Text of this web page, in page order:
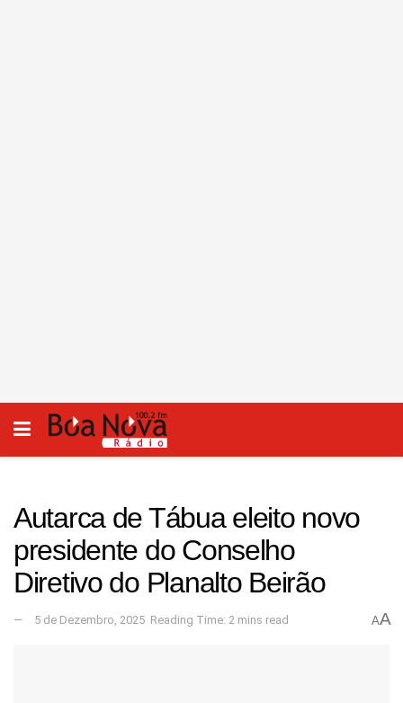
Autarca de Tábua eleito novo
presidente do Conselho
Diretivo do Planalto Beirão
5 de Dezembro, 2025 Reading Time: 2 mins read AA